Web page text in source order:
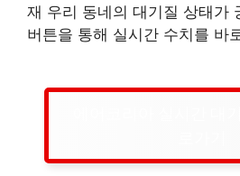
재 우리 동네의 대기질 상태가
버튼을 통해 실시간 수치를 바